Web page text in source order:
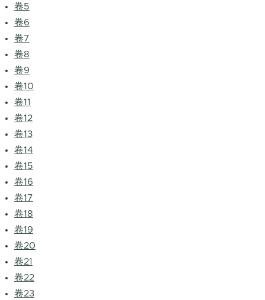
卷5
卷6
卷7
卷8
卷9
卷10
卷11
卷12
卷13
卷14
卷15
卷16
卷17
卷18
卷19
卷20
卷21
卷22
卷23